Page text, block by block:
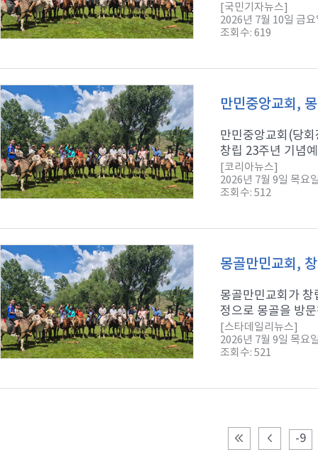
[국민기자뉴스]
2026년 7월 10일 금요
조회수: 619
만민중앙교회,
만민중앙교회(당
창립 23주년 기념
[코리아뉴스]
2026년 7월 9일 목요
조회수: 512
몽골만민교회,
몽골만민교회가
정으로 몽골을 방
[스타데일리뉴스]
2026년 7월 9일 목요
조회수: 521
-9